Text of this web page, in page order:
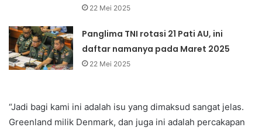
22 Mei 2025
Panglima TNI rotasi 21 Pati AU, ini
daftar namanya pada Maret 2025
22 Mei 2025
“Jadi bagi kami ini adalah isu yang dimaksud sangat jelas.
Greenland milik Denmark, dan juga ini adalah percakapan